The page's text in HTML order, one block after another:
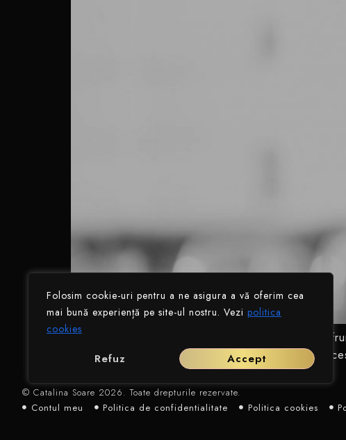
Folosim cookie-uri pentru a ne asigura a vă oferim cea
mai bună experiență pe site-ul nostru. Vezi politica
cookies
Refuz Accept
[dropcap custom_class=”whbr”]Traiesc cea mai
intr-un full-time job. M-am gandit sa integrez in
© Catalina Soare 2026. Toate drepturile rezervate.
Contul meu
Politica de confidențialitate Politica cookies